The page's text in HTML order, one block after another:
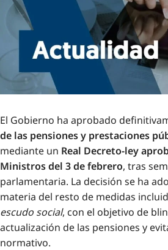
El Gobierno ha aprobado
de las pensiones y prestaciones
mediante un Real Decreto-ley
Ministros del 3 de febrero, tras
parlamentaria. La decisión se ha
materia del resto de medidas
escudo social, con el objetivo de
actualización de las pensiones y
normativo.